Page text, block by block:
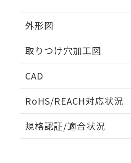
外形図
取りつけ穴加工図
CAD
RoHS/REACH対応状況
EU RoHS 注意事項・凡例
規格認証/適合状況